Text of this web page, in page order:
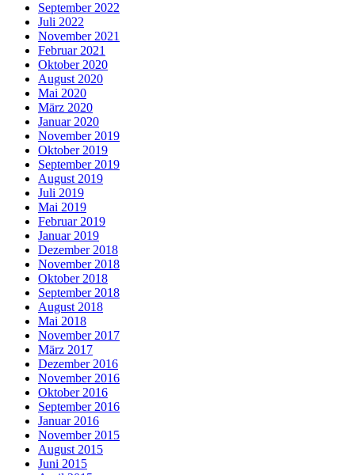
September 2022
Juli 2022
November 2021
Februar 2021
Oktober 2020
August 2020
Mai 2020
März 2020
Januar 2020
November 2019
Oktober 2019
September 2019
August 2019
Juli 2019
Mai 2019
Februar 2019
Januar 2019
Dezember 2018
November 2018
Oktober 2018
September 2018
August 2018
Mai 2018
November 2017
März 2017
Dezember 2016
November 2016
Oktober 2016
September 2016
Januar 2016
November 2015
August 2015
Juni 2015